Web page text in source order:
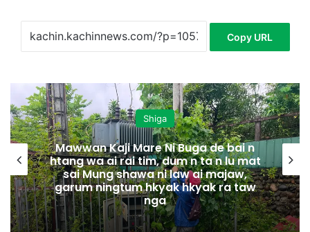
Copy URL
Shiga
Mawwan Kaji Mare Ni Buga de bai n
htang wa ai rai tim, dum n ta n lu mat
sai Mung shawa ni law ai majaw,
garum ningtum hkyak hkyak ra taw
nga